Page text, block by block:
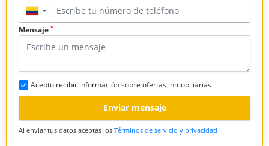
▼
Mensaje *
Acepto recibir información sobre ofertas inmobiliarias
Enviar mensaje
Al enviar tus datos aceptas los Términos de servicio y privacidad